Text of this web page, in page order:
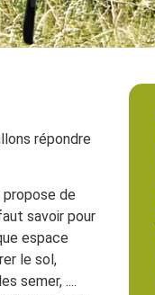
répondre
de
savoir pour
espace
le sol,
semer, ....